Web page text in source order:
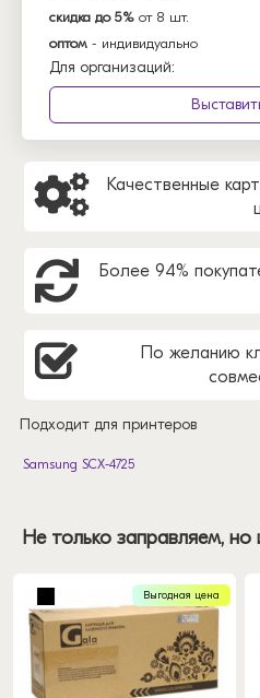
скидка до 5% от 8 шт.
оптом - индивидуально
Для организаций:
Качественные
Более 94%
По желанию
Подходит для принтеров
Samsung SCX-4725
Не только заправляем,
Выгодная цена